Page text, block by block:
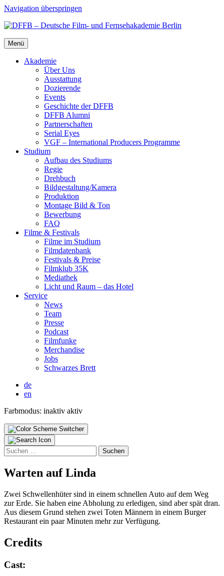
Navigation überspringen
Menü
Aka­de­mie
Über Uns
Aus­stat­tung
Dozie­ren­de
Events
Geschich­te der DFFB
DFFB Alum­ni
Part­ner­schaf­ten
Seri­al Eyes
VGF – Inter­na­tio­nal Pro­du­cers Pro­gram­me
Stu­di­um
Auf­bau des Stu­di­ums
Regie
Dreh­buch
Bildgestaltung/​​Kamera
Pro­duk­ti­on
Mon­ta­ge Bild & Ton
Bewer­bung
FAQ
Fil­me & Fes­ti­vals
Fil­me im Stu­di­um
Film­da­ten­bank
Fes­ti­vals & Prei­se
Film­klub 35K
Media­thek
Licht und Raum – das Hotel
Ser­vice
News
Team
Pres­se
Pod­cast
Film­fun­ke
Mer­chan­di­se
Jobs
Schwar­zes Brett
de
en
Farbmodus: inaktiv aktiv
Suchen
nach:
War­ten auf Lin­da
Zwei Schwellenhüter sind in einem schnellen Auto auf dem Weg
zur Erde. Sie haben eine Abholung zu erledigen, sind aber spät dran.
Aus diesem Grund stehen zwei Toten Männern in einem Burger
Restaurant ein paar Minuten mehr zur Verfügung.
Credits
Cast: